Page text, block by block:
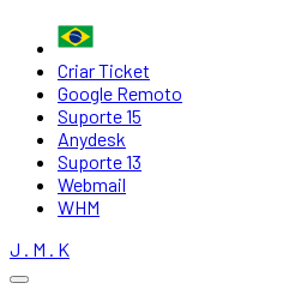
Criar Ticket
Google Remoto
Suporte 15
Anydesk
Suporte 13
Webmail
WHM
J . M . K